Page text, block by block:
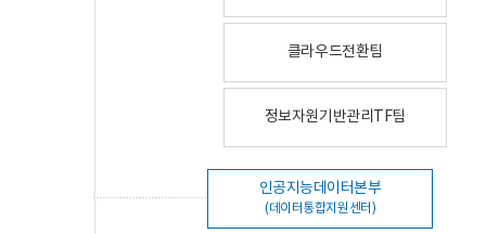
클라우드전환팀
정보자원기반관리TF팀
인공지능데이터본부
(데이터통합지원센터)